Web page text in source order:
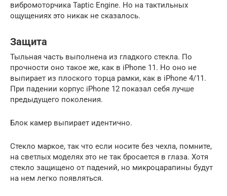
вибромоторчика Taptic Engine. Но на тактильных
ощущениях это никак не сказалось.
Защита
Тыльная часть выполнена из гладкого стекла. По
прочности оно такое же, как в iPhone 11. Но оно не
выпирает из плоского торца рамки, как в iPhone 4/11.
При падении корпус iPhone 12 показал себя лучше
предыдущего поколения.
Блок камер выпирает идентично.
Стекло маркое, так что если носите без чехла, помните,
на светлых моделях это не так бросается в глаза. Хотя
стекло защищено от падений, но микроцарапины будут
на нем легко появляться.